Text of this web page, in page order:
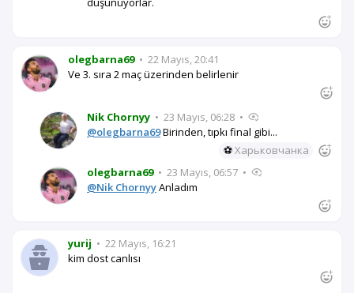
olegbarna69 • 22 Mayıs, 20:41
Ve 3. sıra 2 maç üzerinden belirlenir
Nik Chornyy • 23 Mayıs, 06:28 •
@olegbarna69Birinden, tıpkı final gibi...
⚽Харьковчанка
olegbarna69 • 23 Mayıs, 06:57 •
@Nik ChornyyAnladım
yurij • 22 Mayıs, 16:21
kim dost canlısı